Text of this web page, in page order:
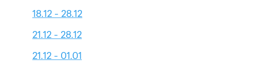
18.12 - 28.12
21.12 - 28.12
21.12 - 01.01